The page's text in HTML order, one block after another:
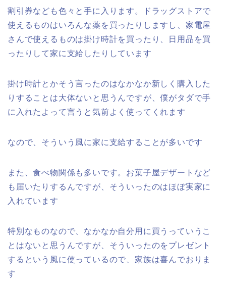
割引券なども色々と手に入ります。ドラッグストアで
使えるものはいろんな薬を買ったりしますし、家電屋
さんで使えるものは掛け時計を買ったり、日用品を買
ったりして家に支給したりしています
掛け時計とかそう言ったのはなかなか新しく購入した
りすることは大体ないと思うんですが、僕がタダで手
に入れたよって言うと気前よく使ってくれます
なので、そういう風に家に支給することが多いです
また、食べ物関係も多いです。お菓子屋デザートなど
も届いたりするんですが、そういったのはほぼ実家に
入れています
特別なものなので、なかなか自分用に買うっていうこ
とはないと思うんですが、そういったのをプレゼント
するという風に使っているので、家族は喜んでおりま
す